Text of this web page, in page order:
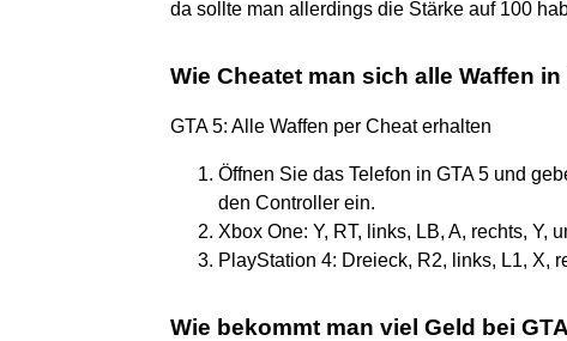
da sollte man allerdings die Stärke auf 100
Wie Cheatet man sich alle Waffen in
GTA 5: Alle Waffen per Cheat erhalten
Öffnen Sie das Telefon in GTA 5 und
den Controller ein.
Xbox One: Y, RT, links, LB, A, rechts, Y,
PlayStation 4: Dreieck, R2, links, L1, X,
Wie bekommt man viel Geld bei